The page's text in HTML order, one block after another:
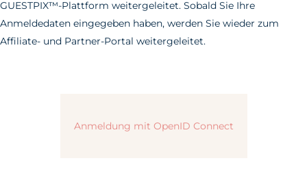
GUESTPIX™-Plattform weitergeleitet. Sobald Sie Ihre
Anmeldedaten eingegeben haben, werden Sie wieder zum
Affiliate- und Partner-Portal weitergeleitet.
Anmeldung mit OpenID Connect